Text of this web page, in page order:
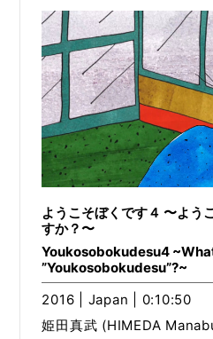
ようこそぼくです４ 〜よう
すか？〜
Youkosobokudesu4
”Youkosobokudesu”?~
2016 | Japan | 0:10:50
姫田真武 (HIMEDA